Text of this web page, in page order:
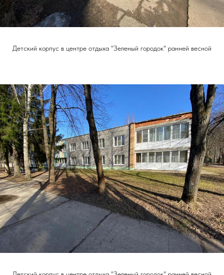
Детский корпус в центре отдыха "Зеленый городок" ранней весной